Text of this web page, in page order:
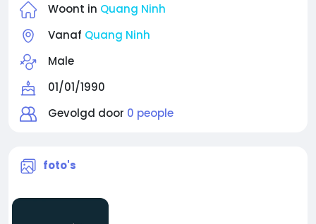
Woont in Quang Ninh
Vanaf Quang Ninh
Male
01/01/1990
Gevolgd door 0 people
foto's